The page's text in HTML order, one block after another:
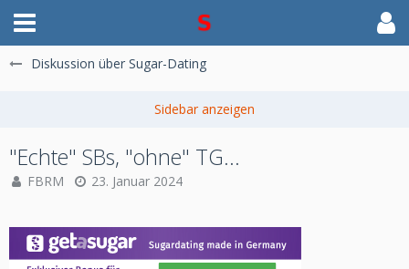
Diskussion über Sugar-Dating
"Echte" SBs, "ohne" TG...
FBRM 23. Januar 2024